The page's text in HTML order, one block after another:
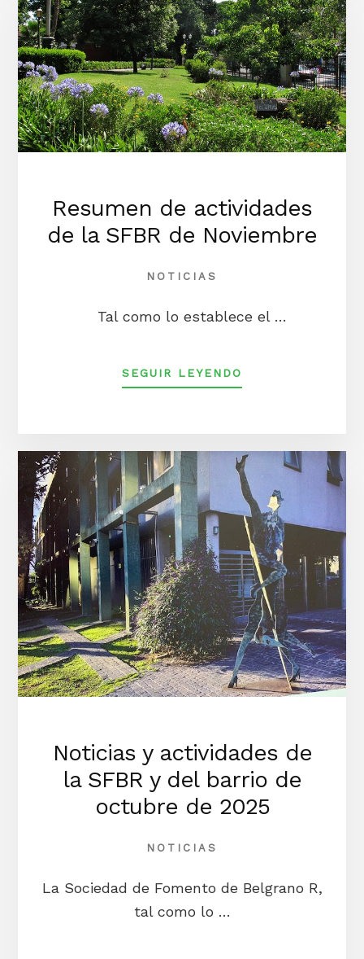
DIRECTIVA
DE
LA
SOCIEDAD
DE
FOMENTO
DE
BELGRANO
Resumen de actividades
de la SFBR de Noviembre
NOTICIAS
Tal como lo establece el …
SEGUIR LEYENDO
DERESUMEN
LA
SFBR
DE
NOVIEMBRE
Noticias y actividades de
la SFBR y del barrio de
octubre de 2025
NOTICIAS
La Sociedad de Fomento de Belgrano R,
tal como lo …